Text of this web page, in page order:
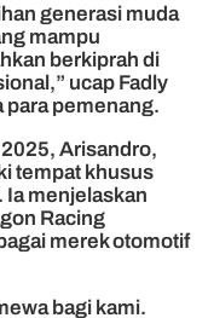
generasi muda
mampu
berkiprah di
ucap Fadly
para pemenang.
Arisandro,
tempat khusus
Ia menjelaskan
Racing
merek otomotif
bagi kami.